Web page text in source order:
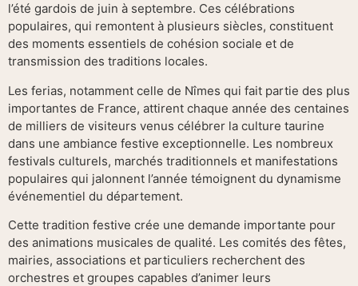
l’été gardois de juin à septembre. Ces célébrations
populaires, qui remontent à plusieurs siècles, constituent
des moments essentiels de cohésion sociale et de
transmission des traditions locales.
Les ferias, notamment celle de Nîmes qui fait partie des plus
importantes de France, attirent chaque année des centaines
de milliers de visiteurs venus célébrer la culture taurine
dans une ambiance festive exceptionnelle. Les nombreux
festivals culturels, marchés traditionnels et manifestations
populaires qui jalonnent l’année témoignent du dynamisme
événementiel du département.
Cette tradition festive crée une demande importante pour
des animations musicales de qualité. Les comités des fêtes,
mairies, associations et particuliers recherchent des
orchestres et groupes capables d’animer leurs